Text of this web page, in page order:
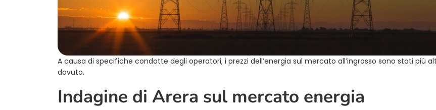
A causa di specifiche condotte degli operatori, i prezzi dell’energia sul mercato all’ingrosso sono stati più
dovuto.
Indagine di Arera sul mercato energia